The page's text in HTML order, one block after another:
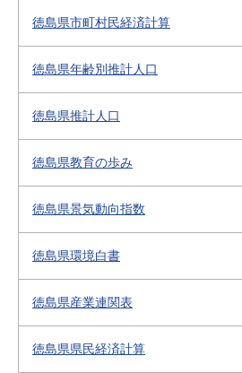
徳島県市町村民経済計算
徳島県年齢別推計人口
徳島県推計人口
徳島県教育の歩み
徳島県景気動向指数
徳島県環境白書
徳島県産業連関表
徳島県県民経済計算